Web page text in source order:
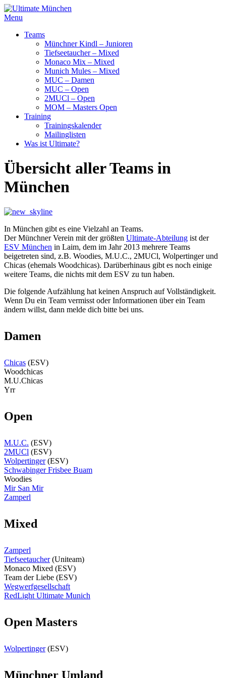
Menu
Teams
Münchner Kindl – Junioren
Tiefseetaucher – Mixed
Monaco Mix – Mixed
Munich Mules – Mixed
MUC – Damen
MUC – Open
2MUCl – Open
MOM – Masters Open
Training
Trainingskalender
Mailinglisten
Was ist Ultimate?
Übersicht aller Teams in
München
In München gibt es eine Vielzahl an Teams.
Der Münchner Verein mit der größten Ultimate-Abteilung ist der
ESV München in Laim, dem im Jahr 2013 mehrere Teams
beigetreten sind, z.B. Woodies, M.U.C., 2MUCl, Wolpertinger und
Chicas (ehemals Woodchicas). Darüberhinaus gibt es noch einige
weitere Teams, die nichts mit dem ESV zu tun haben.
Die folgende Aufzählung hat keinen Anspruch auf Vollständigkeit.
Wenn Du ein Team vermisst oder Informationen über ein Team
ändern willst, dann melde dich bitte bei uns.
Damen
Chicas (ESV)
Woodchicas
M.U.Chicas
Yrr
Open
M.U.C. (ESV)
2MUCl (ESV)
Wolpertinger(ESV)
Schwabinger Frisbee Buam
Woodies
Mir San Mir
Zamperl
Mixed
Zamperl
Tiefseetaucher(Uniteam)
Monaco Mixed (ESV)
Team der Liebe (ESV)
Wegwerfgesellschaft
RedLight Ultimate Munich
Open Masters
Wolpertinger(ESV)
Münchner Umland